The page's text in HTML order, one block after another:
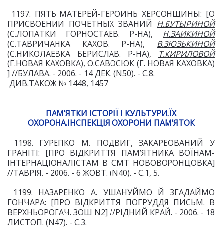
1197. ПЯТЬ МАТЕРЕЙ-ГЕРОИНЬ ХЕРСОНЩИНЫ: [О
ПРИСВОЕНИИ ПОЧЕТНЫХ ЗВАНИЙ Н.БУТЫРИНОЙ
(С.ЛОПАТКИ ГОРНОСТАЕВ. Р-НА), Н.ЗАИКИНОЙ
(С.ТАВРИЧАНКА КАХОВ. Р-НА), В.ЗЮЗЬКИНОЙ
(С.НИКОЛАЕВКА БЕРИСЛАВ. Р-НА), Т.КИРИЛОВОЙ
(Г.НОВАЯ КАХОВКА), О.САВОСЮК (Г. НОВАЯ КАХОВКА)
] //БУЛАВА. - 2006. - 14 ДЕК. (N50). - С.8.
ДИВ.ТАКОЖ № 1448, 1457
ПАМ’ЯТКИ ІСТОРІЇ І КУЛЬТУРИ.ЇХ
ОХОРОНА.ІНСПЕКЦІЯ ОХОРОНИ ПАМ’ЯТОК
1198. ГУРЕПКО М. ПОДВИГ, ЗАКАРБОВАНИЙ У
ГРАНІТІ: [ПРО ВІДКРИТТЯ ПАМ’ЯТНИКА ВОЇНАМ-
ІНТЕРНАЦІОНАЛІСТАМ В СМТ НОВОВОРОНЦОВКА]
//ТАВРІЯ. - 2006. - 6 ЖОВТ. (N40). - С.1, 5.
1199. НАЗАРЕНКО А. УШАНУЙМО Й ЗГАДАЙМО
ГОНЧАРА: [ПРО ВІДКРИТТЯ ПОГРУДДЯ ПИСЬМ. В
ВЕРХНЬОРОГАЧ. ЗОШ N2] //РІДНИЙ КРАЙ. - 2006. - 18
ЛИСТОП. (N47). - С.3.